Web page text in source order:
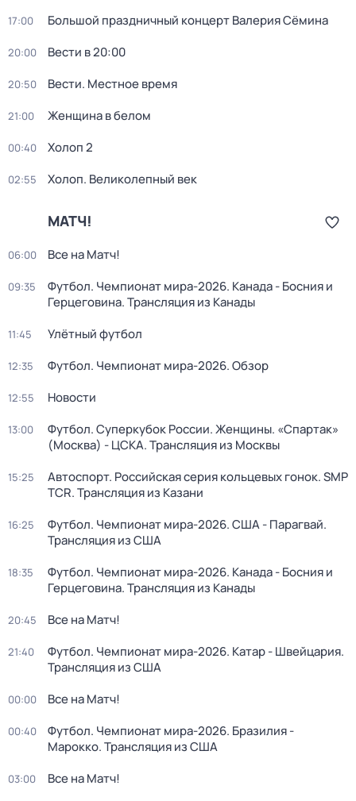
17:00 Большой праздничный концерт Валерия Сёмина
20:00 Вести в 20:00
20:50 Вести. Местное время
21:00 Женщина в белом
00:40 Холоп 2
02:55 Холоп. Великолепный век
МАТЧ!
06:00 Все на Матч!
09:35
Футбол. Чемпионат мира-2026. Канада - Босния и
Герцеговина. Трансляция из Канады
11:45 Улётный футбол
12:35 Футбол. Чемпионат мира-2026. Обзор
12:55 Новости
13:00
Футбол. Суперкубок России. Женщины. «Спартак»
(Москва) - ЦСКА. Трансляция из Москвы
15:25
Автоспорт. Российская серия кольцевых гонок. SMP
TCR. Трансляция из Казани
16:25
Футбол. Чемпионат мира-2026. США - Парагвай.
Трансляция из США
18:35
Футбол. Чемпионат мира-2026. Канада - Босния и
Герцеговина. Трансляция из Канады
20:45 Все на Матч!
21:40
Футбол. Чемпионат мира-2026. Катар - Швейцария.
Трансляция из США
00:00 Все на Матч!
00:40
Футбол. Чемпионат мира-2026. Бразилия -
Марокко. Трансляция из США
03:00 Все на Матч!